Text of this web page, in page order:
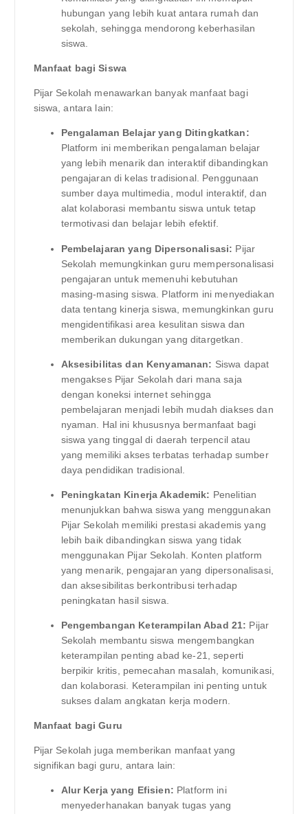
hubungan yang lebih kuat antara rumah dan
sekolah, sehingga mendorong keberhasilan
siswa.
Manfaat bagi Siswa
Pijar Sekolah menawarkan banyak manfaat bagi
siswa, antara lain:
Pengalaman Belajar yang Ditingkatkan:
Platform ini memberikan pengalaman belajar
yang lebih menarik dan interaktif dibandingkan
pengajaran di kelas tradisional. Penggunaan
sumber daya multimedia, modul interaktif, dan
alat kolaborasi membantu siswa untuk tetap
termotivasi dan belajar lebih efektif.
Pembelajaran yang Dipersonalisasi: Pijar
Sekolah memungkinkan guru mempersonalisasi
pengajaran untuk memenuhi kebutuhan
masing-masing siswa. Platform ini menyediakan
data tentang kinerja siswa, memungkinkan guru
mengidentifikasi area kesulitan siswa dan
memberikan dukungan yang ditargetkan.
Aksesibilitas dan Kenyamanan: Siswa dapat
mengakses Pijar Sekolah dari mana saja
dengan koneksi internet sehingga
pembelajaran menjadi lebih mudah diakses dan
nyaman. Hal ini khususnya bermanfaat bagi
siswa yang tinggal di daerah terpencil atau
yang memiliki akses terbatas terhadap sumber
daya pendidikan tradisional.
Peningkatan Kinerja Akademik: Penelitian
menunjukkan bahwa siswa yang menggunakan
Pijar Sekolah memiliki prestasi akademis yang
lebih baik dibandingkan siswa yang tidak
menggunakan Pijar Sekolah. Konten platform
yang menarik, pengajaran yang dipersonalisasi,
dan aksesibilitas berkontribusi terhadap
peningkatan hasil siswa.
Pengembangan Keterampilan Abad 21: Pijar
Sekolah membantu siswa mengembangkan
keterampilan penting abad ke-21, seperti
berpikir kritis, pemecahan masalah, komunikasi,
dan kolaborasi. Keterampilan ini penting untuk
sukses dalam angkatan kerja modern.
Manfaat bagi Guru
Pijar Sekolah juga memberikan manfaat yang
signifikan bagi guru, antara lain:
Alur Kerja yang Efisien: Platform ini
menyederhanakan banyak tugas yang